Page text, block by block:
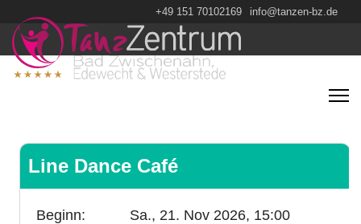
+49 151 70102169 info@tanzen-bz.de
Line Dance Café
Beginn: Sa., 21. Nov 2026, 15:00